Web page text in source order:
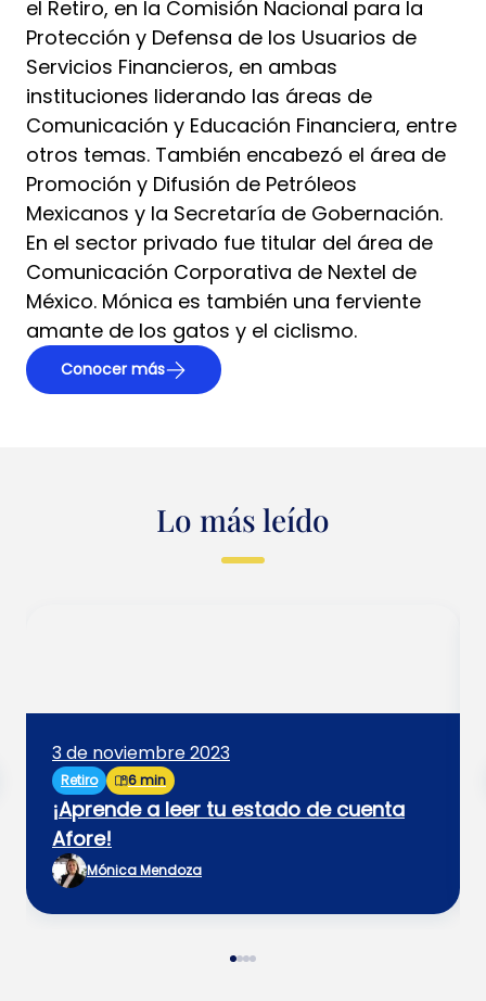
el Retiro, en la Comisión Nacional para la
Protección y Defensa de los Usuarios de
Servicios Financieros, en ambas
instituciones liderando las áreas de
Comunicación y Educación Financiera, entre
otros temas. También encabezó el área de
Promoción y Difusión de Petróleos
Mexicanos y la Secretaría de Gobernación.
En el sector privado fue titular del área de
Comunicación Corporativa de Nextel de
México. Mónica es también una ferviente
amante de los gatos y el ciclismo.
Conocer más
Lo más leído
3 de noviembre 2023
Retiro 6 min
¡Aprende a leer tu estado de cuenta
Afore!
Mónica Mendoza